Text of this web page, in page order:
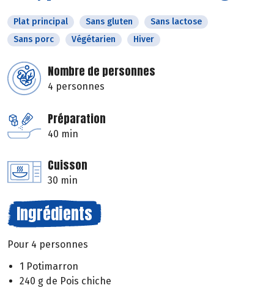
Plat principal Sans gluten
Sans lactose
Sans porc
Végétarien Hiver
Nombre de personnes
4 personnes
Préparation
40 min
Cuisson
30 min
Ingrédients
Pour 4 personnes
1 Potimarron
240 g de Pois chiche